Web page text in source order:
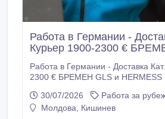
Работа в Германии -
Курьер 1900-2300 €
Работа в Германии - Доставка
2300 € БРЕМЕН GLS и HERMESS Logistic нанимают
Водители - курьеры категории В
посылок. Требования: - Возраст до 45 лет -
30/07/2026
Работа за
Молдова, Кишинев